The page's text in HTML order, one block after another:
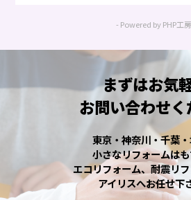
- Powered by PHP工
まずはお気
お問い合わせ
東京・神奈川・千葉
小さなリフォームは
エコリフォーム、耐震リ
アイリスへお任せ下